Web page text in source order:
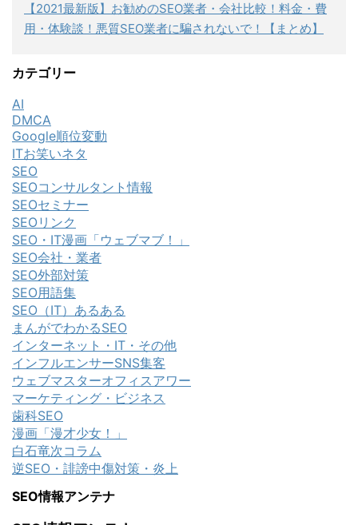
【2021最新版】お勧めのSEO業者・会社比較！料金・費
用・体験談！悪質SEO業者に騙されないで！【まとめ】
カテゴリー
AI
DMCA
Google順位変動
ITお笑いネタ
SEO
SEOコンサルタント情報
SEOセミナー
SEOリンク
SEO・IT漫画「ウェブマブ！」
SEO会社・業者
SEO外部対策
SEO用語集
SEO（IT）あるある
まんがでわかるSEO
インターネット・IT・その他
インフルエンサーSNS集客
ウェブマスターオフィスアワー
マーケティング・ビジネス
歯科SEO
漫画「漫才少女！」
白石竜次コラム
逆SEO・誹謗中傷対策・炎上
SEO情報アンテナ